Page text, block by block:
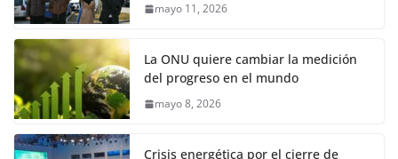
mayo 11, 2026
La ONU quiere cambiar la medición
del progreso en el mundo
mayo 8, 2026
Crisis energética por el cierre de